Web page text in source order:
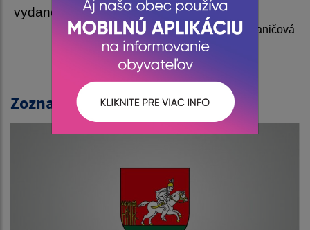
vydané do 30. 06. 2025
Monika Mackaničová
riaditeľka MŠ Ďurďošík
Zoznam aktualít: